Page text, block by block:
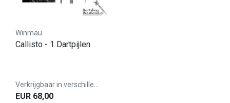
Winmau
Callisto - 1 Dartpijlen
EUR 68,00